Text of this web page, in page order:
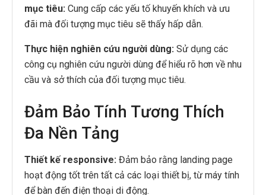
mục tiêu: Cung cấp các yếu tố khuyến khích và ưu
đãi mà đối tượng mục tiêu sẽ thấy hấp dẫn.
Thực hiện nghiên cứu người dùng: Sử dụng các
công cụ nghiên cứu người dùng để hiểu rõ hơn về nhu
cầu và sở thích của đối tượng mục tiêu.
Đảm Bảo Tính Tương Thích
Đa Nền Tảng
Thiết kế responsive: Đảm bảo rằng landing page
hoạt động tốt trên tất cả các loại thiết bị, từ máy tính
để bàn đến điện thoại di động.